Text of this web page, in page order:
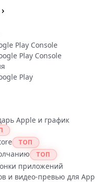
Play Console
Play Console
Play
Apple и график
ТОП
ТОП
приложений
и видео-превью для App